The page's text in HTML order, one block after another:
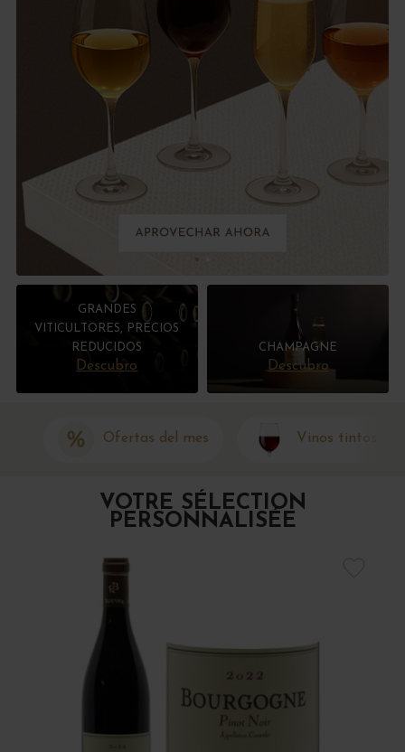
GRANDES
VITICULTORES, PRECIOS
REDUCIDOS
Descubro
CHAMPAGNE
Descubro
Ofertas del mes Vinos tintos
VOTRE SÉLECTION
PERSONNALISÉE